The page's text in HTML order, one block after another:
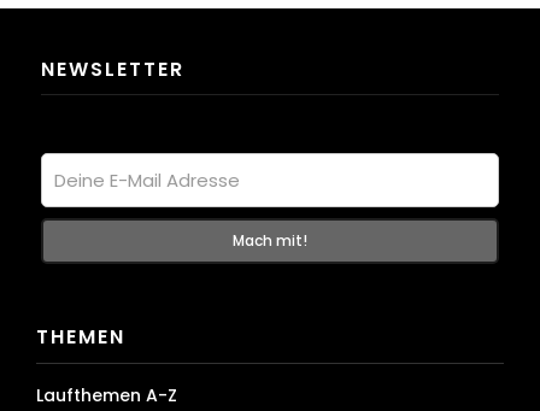
NEWSLETTER
THEMEN
Laufthemen A-Z